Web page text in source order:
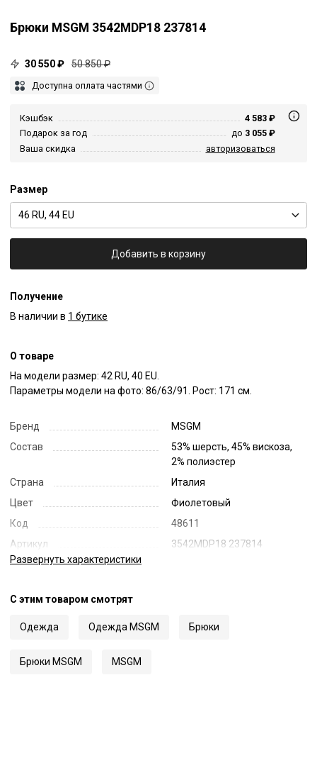
Брюки MSGM 3542MDP18 237814
30 550 ₽ 50 850 ₽
Доступна оплата частями
Кэшбэк
4 583 ₽
Подарок за год
до 3 055 ₽
Ваша скидка
авторизоваться
Размер
46 RU, 44 EU
Добавить в корзину
Получение
В наличии в 1 бутике
О товаре
На модели размер: 42 RU, 40 EU.
Параметры модели на фото: 86/63/91. Рост: 171 см.
Бренд
MSGM
Состав
53% шерсть, 45% вискоза,
2% полиэстер
Страна
Италия
Цвет
Фиолетовый
Код
48611
Артикул
3542MDP18 237814
Развернуть характеристики
С этим товаром смотрят
Одежда Одежда MSGM Брюки
Брюки MSGM MSGM